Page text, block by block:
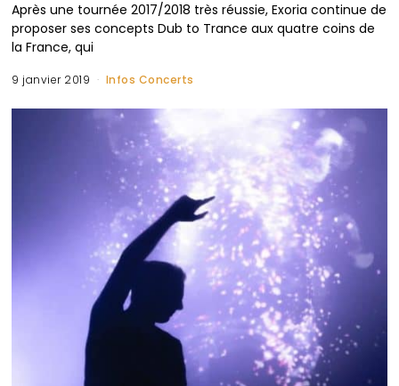
Après une tournée 2017/2018 très réussie, Exoria continue de
proposer ses concepts Dub to Trance aux quatre coins de
la France, qui
9 janvier 2019 Infos Concerts